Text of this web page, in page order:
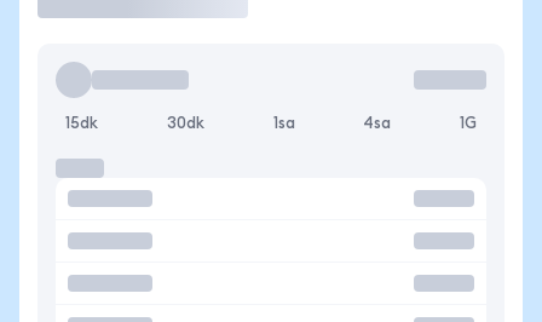
15dk 30dk 1sa 4sa 1G